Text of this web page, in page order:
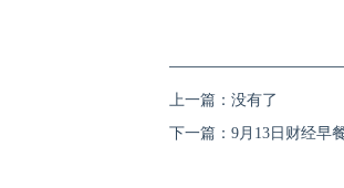
上一篇：没有了
下一篇： 9月13日财经早